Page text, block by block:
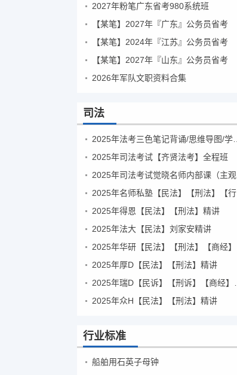
2027年粉笔广东省考980系统班
【某笔】2027年『广东』公务员省考
【某笔】2024年『江苏』公务员省考
【某笔】2027年『山东』公务员省考
2026年军队文职资料合集
司法
2025年司法考试【齐贤法考】全程班
2025年得恩【民法】【刑法】精讲
2025年法大【民法】刘家安精讲
2025年厚D【民法】【刑法】精讲
2025年众H【民法】【刑法】精讲
行业标准
船舶用石英子母钟